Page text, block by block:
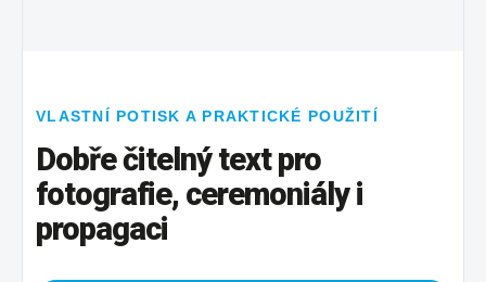
VLASTNÍ POTISK A PRAKTICKÉ POUŽITÍ
Dobře čitelný text pro
fotografie, ceremoniály i
propagaci